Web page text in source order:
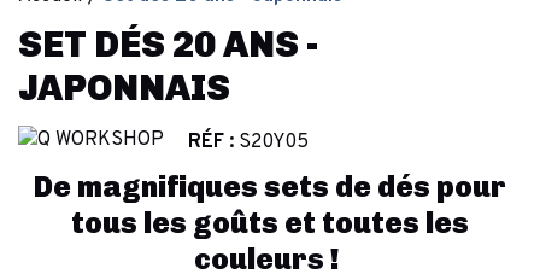
SET DÉS 20 ANS -
JAPONNAIS
RÉF : S20Y05
De magnifiques sets de dés pour
tous les goûts et toutes les
couleurs !